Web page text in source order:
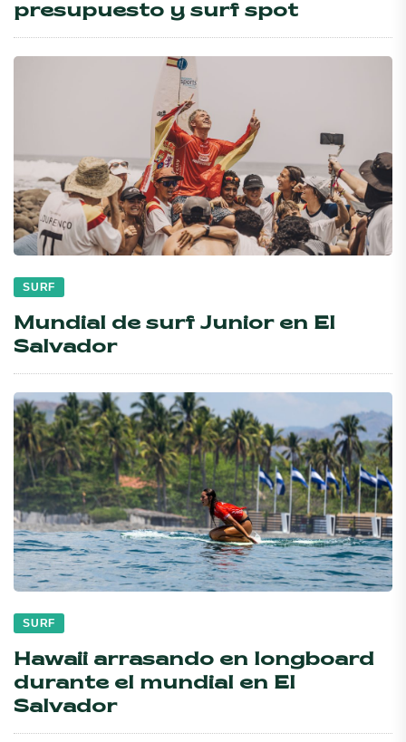
presupuesto y surf spot
SURF
Mundial de surf Junior en El
Salvador
SURF
Hawaii arrasando en longboard
durante el mundial en El
Salvador